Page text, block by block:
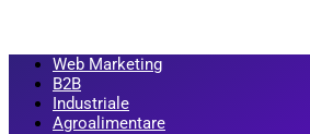
Web Marketing
B2B
Industriale
Agroalimentare